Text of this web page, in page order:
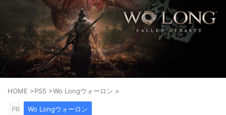
HOME >PS5 >Wo Longウォーロン >
PR Wo Longウォーロン